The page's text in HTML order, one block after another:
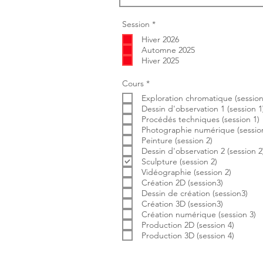
Session *O
l
i
g
a
r
e
Hiver 2026
Automne 2025
Hiver 2025
Cours *O
l
i
a
t
o
i
r
e
Exploration chromatique
Dessin d'observation 1 (session
Procédés techniques (session 1)
Photographie numérique
Peinture (session 2)
Dessin d'observation 2 (session
Sculpture (session 2)
Vidéographie (session 2)
Création 2D (session3)
Dessin de création (session3)
Création 3D (session3)
Création numérique (session 3)
Production 2D (session 4)
Production 3D (session 4)